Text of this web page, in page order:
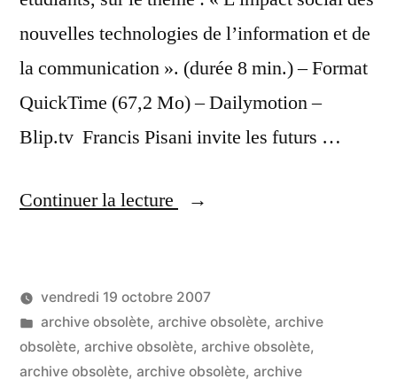
nouvelles technologies de l’information et de
la communication ». (durée 8 min.) – Format
QuickTime (67,2 Mo) – Dailymotion –
Blip.tv Francis Pisani invite les futurs …
Continuer la lecture
« Francis
leçon
aux
futurs
Publié
par
LucL
vendredi 19 octobre 2007
Publié
dans
archive obsolète, archive obsolète, archive
obsolète, archive obsolète, archive obsolète,
archive obsolète, archive obsolète, archive